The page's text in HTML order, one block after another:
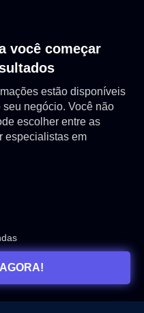
você começar
estão disponíveis
negócio. Você não
escolher entre as
especialistas em